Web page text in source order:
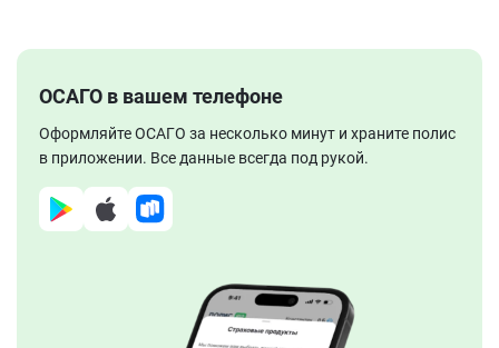
ОСАГО в вашем телефоне
Оформляйте ОСАГО за несколько минут и храните полис
в приложении. Все данные всегда под рукой.